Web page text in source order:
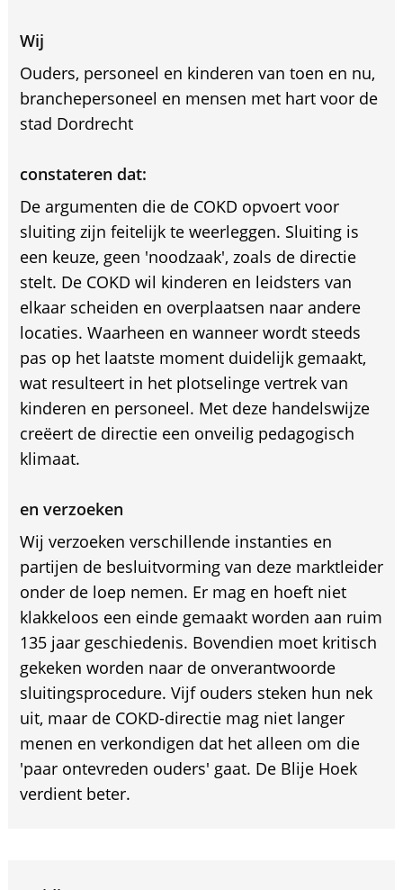
Wij
Ouders, personeel en kinderen van toen en nu,
branchepersoneel en mensen met hart voor de
stad Dordrecht
constateren dat:
De argumenten die de COKD opvoert voor
sluiting zijn feitelijk te weerleggen. Sluiting is
een keuze, geen 'noodzaak', zoals de directie
stelt. De COKD wil kinderen en leidsters van
elkaar scheiden en overplaatsen naar andere
locaties. Waarheen en wanneer wordt steeds
pas op het laatste moment duidelijk gemaakt,
wat resulteert in het plotselinge vertrek van
kinderen en personeel. Met deze handelswijze
creëert de directie een onveilig pedagogisch
klimaat.
en verzoeken
Wij verzoeken verschillende instanties en
partijen de besluitvorming van deze marktleider
onder de loep nemen. Er mag en hoeft niet
klakkeloos een einde gemaakt worden aan ruim
135 jaar geschiedenis. Bovendien moet kritisch
gekeken worden naar de onverantwoorde
sluitingsprocedure. Vijf ouders steken hun nek
uit, maar de COKD-directie mag niet langer
menen en verkondigen dat het alleen om die
'paar ontevreden ouders' gaat. De Blije Hoek
verdient beter.